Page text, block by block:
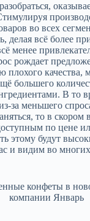
во всех
делая всё более
менее
рождает
плохого качества,
большего
В то
за меньшего
то в
по цене
этому будут
и видим во